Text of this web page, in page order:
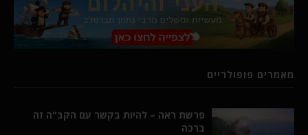
מאמרים פופולריים
פרשת ראה – להיות בקשר עם הקב"ה זה
ברכה